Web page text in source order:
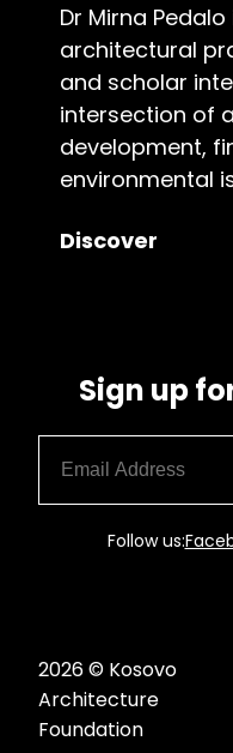
Dr Mirna
architectural
and scholar
intersection of
development,
environmental
Discover
Sign up
Follow us:
2026 © Kosovo
Architecture
Foundation